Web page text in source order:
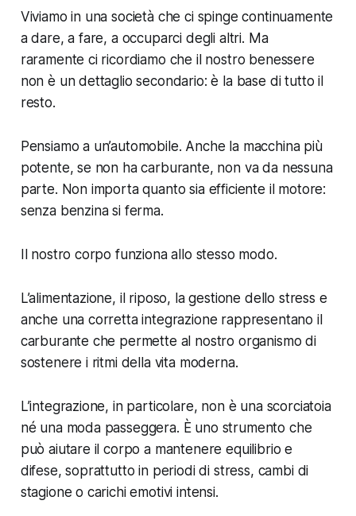
Viviamo in una società che ci spinge continuamente
a dare, a fare, a occuparci degli altri. Ma
raramente ci ricordiamo che il nostro benessere
non è un dettaglio secondario: è la base di tutto il
resto.
Pensiamo a un’automobile. Anche la macchina più
potente, se non ha carburante, non va da nessuna
parte. Non importa quanto sia efficiente il motore:
senza benzina si ferma.
Il nostro corpo funziona allo stesso modo.
L’alimentazione, il riposo, la gestione dello stress e
anche una corretta integrazione rappresentano il
carburante che permette al nostro organismo di
sostenere i ritmi della vita moderna.
L’integrazione, in particolare, non è una scorciatoia
né una moda passeggera. È uno strumento che
può aiutare il corpo a mantenere equilibrio e
difese, soprattutto in periodi di stress, cambi di
stagione o carichi emotivi intensi.